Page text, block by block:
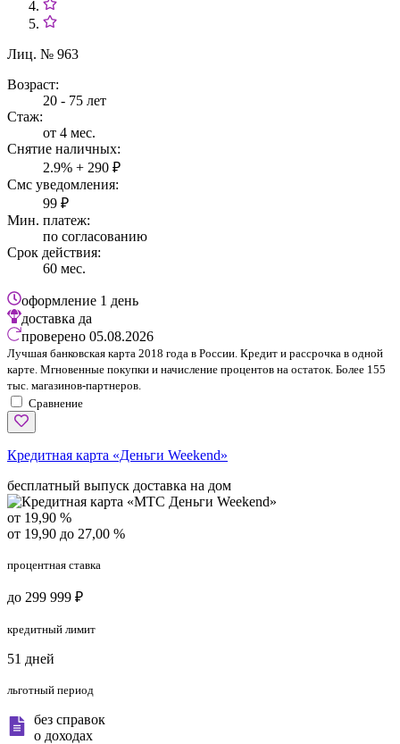
Лиц. № 963
Возраст:
20 - 75 лет
Стаж:
от 4 мес.
Снятие наличных:
2.9% + 290 ₽
Смс уведомления:
99 ₽
Мин. платеж:
по согласованию
Срок действия:
60 мес.
оформление 1 день
доставка да
проверено 05.08.2026
Лучшая банковская карта 2018 года в России. Кредит и рассрочка в одной
карте. Мгновенные покупки и начисление процентов на остаток. Более 155
тыс. магазинов-партнеров.
Сравнение
Кредитная карта «Деньги Weekend»
бесплатный выпуск доставка на дом
от 19,90 %
от 19,90 до 27,00 %
процентная ставка
до 299 999 ₽
кредитный лимит
51 дней
льготный период
без справок
о доходах